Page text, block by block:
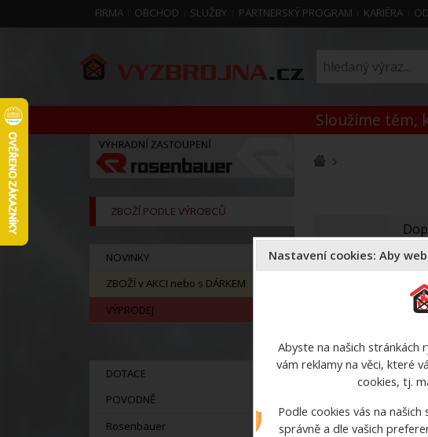
FIRMA OBCHOD SLUŽBY PARTNERSKÝ PROGRAM KARIÉRA
Sloužíme těm,
ZBOŽÍ PODLE VÝROBCŮ
NOVINKY
ZBOŽÍ v AKCI nebo s DÁRKEM
VÝPRODEJ
DOTACE
POVODNĚ
Rosenbauer
Cena:
Nastavení cookies: Aby
Abyste na našich stránkách
vám reklamy na věci, které
cookies, tj.
Podle cookies vás na
správně a dle vašich